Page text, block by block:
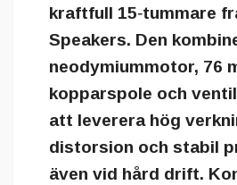
kraftfull 15‑tummare
Speakers. Den
neodymiummotor, 76
kopparspole och
att leverera hög
distorsion och stabil
även vid hård drift.